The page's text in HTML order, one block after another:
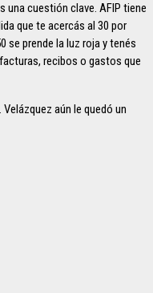
una cuestión clave. AFIP tiene
que te acercás al 30 por
se prende la luz roja y tenés
recibos o gastos que
aún le quedó un